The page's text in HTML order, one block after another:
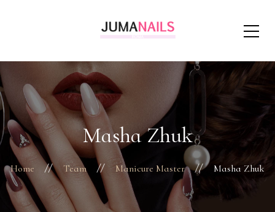
Masha Zhuk
Home Team Manicure Master Masha Zhuk